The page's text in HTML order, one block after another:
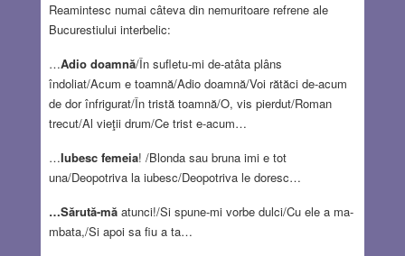
Reamintesc numai câteva din nemuritoare refrene ale
Bucurestiului interbelic:
…Adio doamnă/În sufletu-mi de-atâta plâns
îndoliat/Acum e toamnă/Adio doamnă/Voi rătăci de-acum
de dor înfrigurat/În tristă toamnă/O, vis pierdut/Roman
trecut/Al vieţii drum/Ce trist e-acum…
…Iubesc femeia! /Blonda sau bruna imi e tot
una/Deopotriva la iubesc/Deopotriva le doresc…
…Sărută-măatunci!/Si spune-mi vorbe dulci/Cu ele a ma-
mbata,/Si apoi sa fiu a ta…